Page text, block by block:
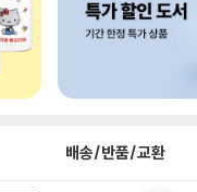
배송/반품/교환